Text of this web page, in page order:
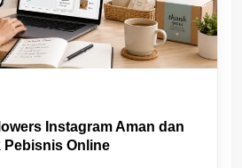
Instagram Aman dan
Online